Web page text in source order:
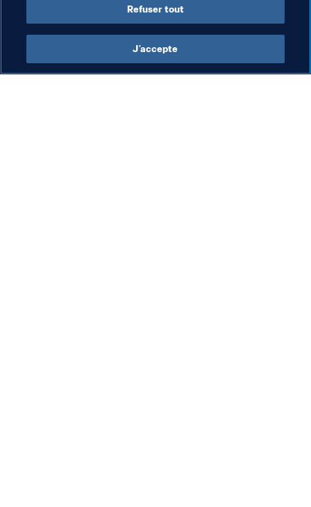
Refuser tout
J’accepte